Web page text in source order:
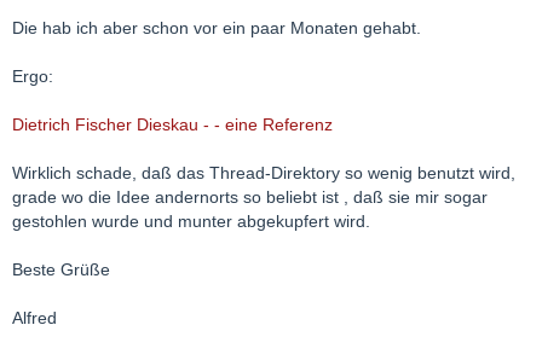
Die hab ich aber schon vor ein paar Monaten gehabt.
Ergo:
Dietrich Fischer Dieskau - - eine Referenz
Wirklich schade, daß das Thread-Direktory so wenig benutzt wird,
grade wo die Idee andernorts so beliebt ist , daß sie mir sogar
gestohlen wurde und munter abgekupfert wird.
Beste Grüße
Alfred